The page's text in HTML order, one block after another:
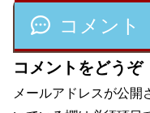
コメント
コメントをどうぞ
メールアドレスが公開